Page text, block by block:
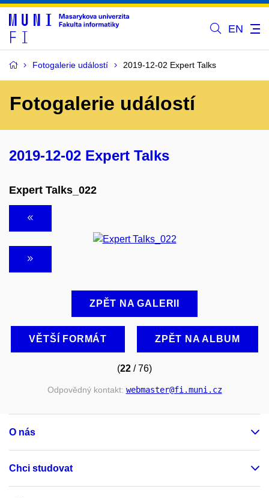
EN
Fotogalerie událostí 2019-12-02 Expert Talks
Fotogalerie událostí
2019-12-02 Expert Talks
Expert Talks_022
ZPĚT NA GALERII
VĚTŠÍ FORMÁT ZPĚT NA ALBUM
(22 / 76)
Odpovědný kontakt: webmaster@fi.muni.cz
O nás
Chci studovat